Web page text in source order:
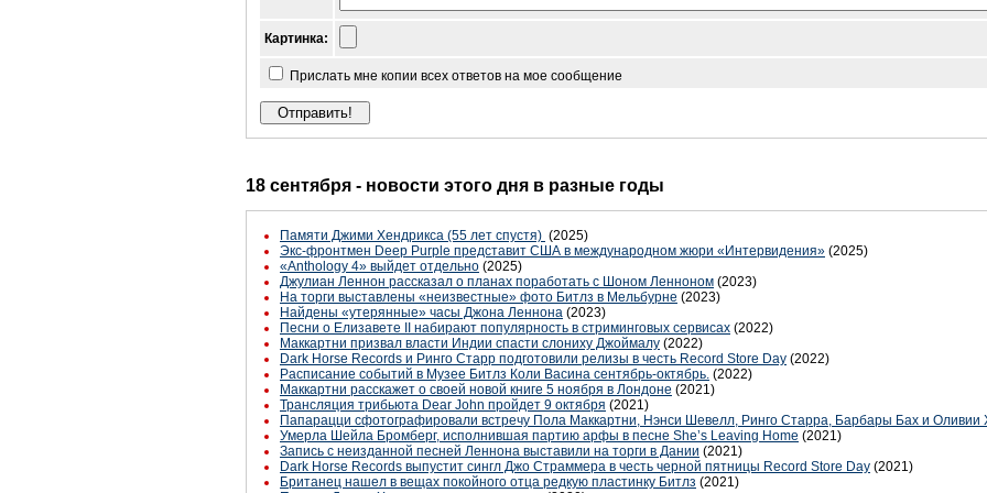
Картинка:
Прислать мне копии всех ответов на мое сообщение
18 сентября - новости этого дня в разные годы
Памяти Джими Хендрикса (55 лет спустя) (2025)
Экс-фронтмен Deep Purple представит США в международном жюри «Интервидения» (2025)
«Anthology 4» выйдет отдельно (2025)
Джулиан Леннон рассказал о планах поработать с Шоном Ленноном (2023)
На торги выставлены «неизвестные» фото Битлз в Мельбурне (2023)
Найдены «утерянные» часы Джона Леннона (2023)
Песни о Елизавете II набирают популярность в стриминговых сервисах (2022)
Маккартни призвал власти Индии спасти слониху Джоймалу (2022)
Dark Horse Records и Ринго Старр подготовили релизы в честь Record Store Day (2022)
Расписание событий в Музее Битлз Коли Васина сентябрь-октябрь. (2022)
Маккартни расскажет о своей новой книге 5 ноября в Лондоне (2021)
Трансляция трибьюта Dear John пройдет 9 октября (2021)
Папарацци сфотографировали встречу Пола Маккартни, Нэнси Шевелл, Ринго Старра, Барбары Бах и Оливии
Умерла Шейла Бромберг, исполнившая партию арфы в песне She’s Leaving Home (2021)
Запись с неизданной песней Леннона выставили на торги в Дании (2021)
Dark Horse Records выпустит сингл Джо Страммера в честь черной пятницы Record Store Day (2021)
Британец нашел в вещах покойного отца редкую пластинку Битлз (2021)